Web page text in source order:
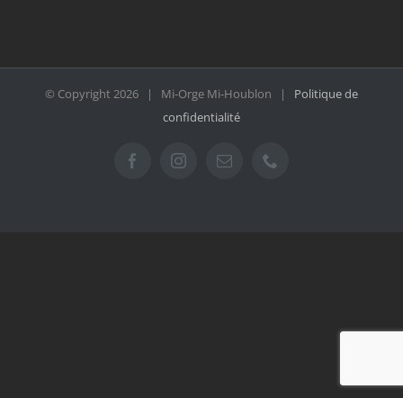
© Copyright2026 | Mi-Orge Mi-Houblon | Politique de
confidentialité
FacebookInstagramEmail